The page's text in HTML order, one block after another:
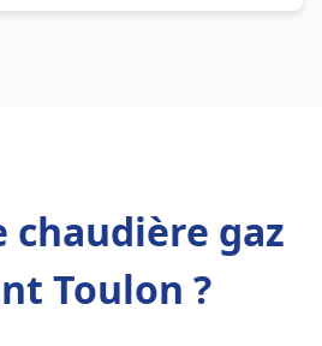
chaudière gaz
Toulon ?